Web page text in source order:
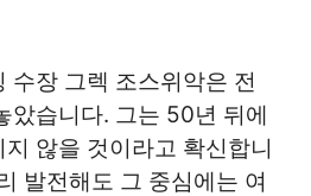
수장 그렉 조스위악은 전
았습니다. 그는 50년 뒤에
않을 것이라고 확신합니
발전해도 그 중심에는 여